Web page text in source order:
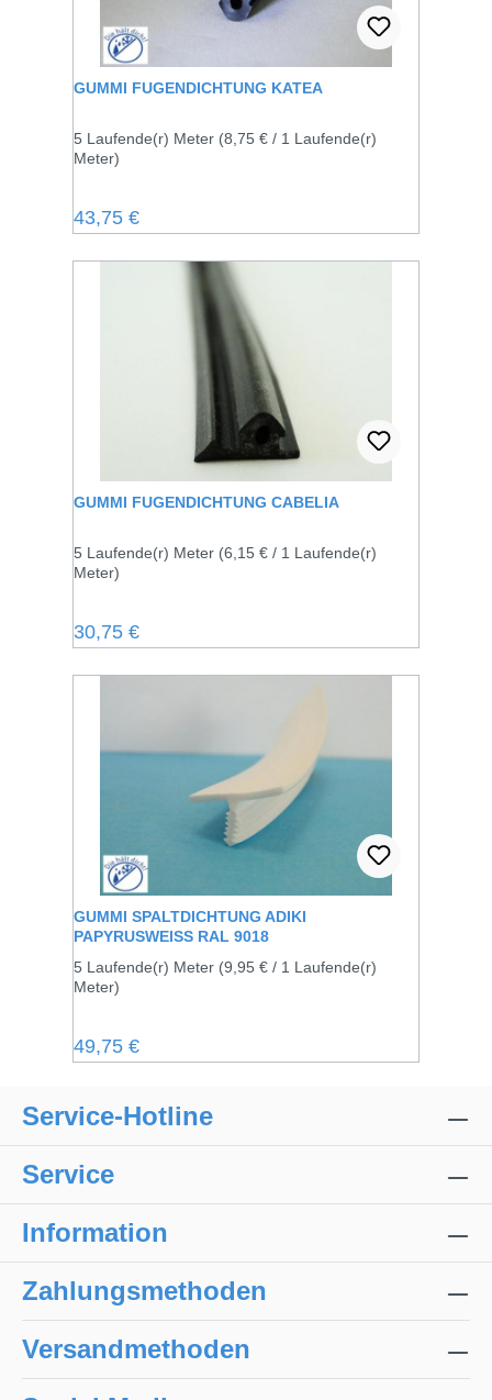
GUMMI FUGENDICHTUNG KATEA
5 Laufende(r) Meter (8,75 € / 1 Laufende(r)
Meter)
Regulärer Preis:
43,75 €
GUMMI FUGENDICHTUNG CABELIA
5 Laufende(r) Meter (6,15 € / 1 Laufende(r)
Meter)
Regulärer Preis:
30,75 €
GUMMI SPALTDICHTUNG ADIKI
PAPYRUSWEISS RAL 9018
5 Laufende(r) Meter (9,95 € / 1 Laufende(r)
Meter)
Regulärer Preis:
49,75 €
Service-Hotline
Service
Information
Zahlungsmethoden
Versandmethoden